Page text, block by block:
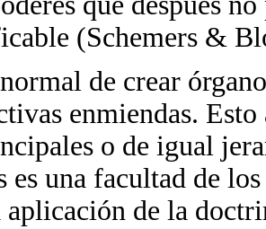
(Schemers &
de crear
enmiendas.
o de igual
es una facultad de
aplicación de la